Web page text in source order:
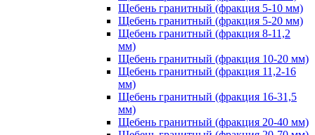
Щебень гранитный (фракция 5-10 мм)
Щебень гранитный (фракция 5-20 мм)
Щебень гранитный (фракция 8-11,2
мм)
Щебень гранитный (фракция 10-20 мм)
Щебень гранитный (фракция 11,2-16
мм)
Щебень гранитный (фракция 16-31,5
мм)
Щебень гранитный (фракция 20-40 мм)